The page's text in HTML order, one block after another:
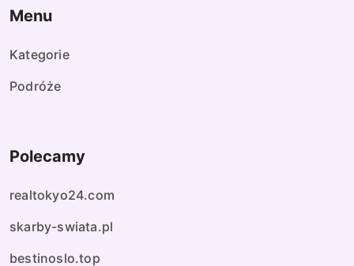
Menu
Kategorie
Podróże
Polecamy
realtokyo24.com
skarby-swiata.pl
bestinoslo.top